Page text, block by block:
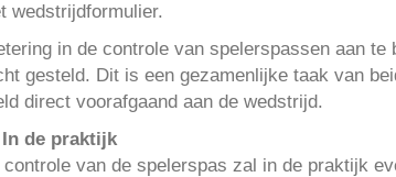
wedstrijdformulier.
in de controle van spelerspassen aan
gesteld. Dit is een gezamenlijke taak van
direct voorafgaand aan de wedstrijd.
de praktijk
van de spelerspas zal in de praktijk